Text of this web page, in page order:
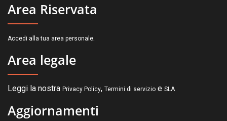
Area Riservata
Accedi alla tua area personale.
Area legale
Leggi la nostra Privacy Policy, Termini di servizio e SLA
Aggiornamenti